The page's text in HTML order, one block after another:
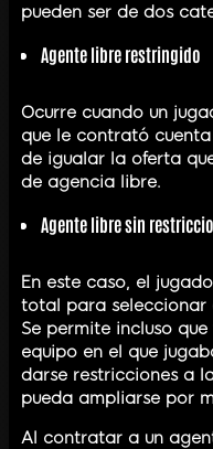
pueden ser de dos
Agente libre restringido
Ocurre cuando un
que le contrató
de igualar la oferta
de agencia libre.
Agente libre sin
En este caso, el
total para seleccionar
Se permite incluso
equipo en el que
darse restricciones a
pueda ampliarse por
Al contratar a un